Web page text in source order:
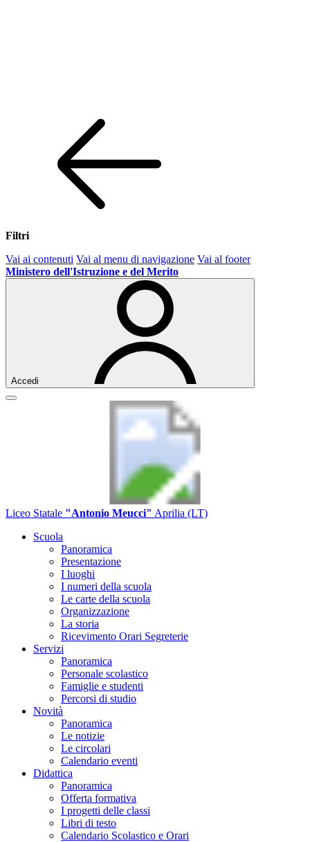
Filtri
Vai ai contenuti Vai al menu di navigazione Vai al footer
Ministero dell'Istruzione e del Merito
Accedi
Liceo Statale "Antonio Meucci" Aprilia (LT)
Scuola
Panoramica
Presentazione
I luoghi
I numeri della scuola
Le carte della scuola
Organizzazione
La storia
Ricevimento Orari Segreterie
Servizi
Panoramica
Personale scolastico
Famiglie e studenti
Percorsi di studio
Novità
Panoramica
Le notizie
Le circolari
Calendario eventi
Didattica
Panoramica
Offerta formativa
I progetti delle classi
Libri di testo
Calendario Scolastico e Orari